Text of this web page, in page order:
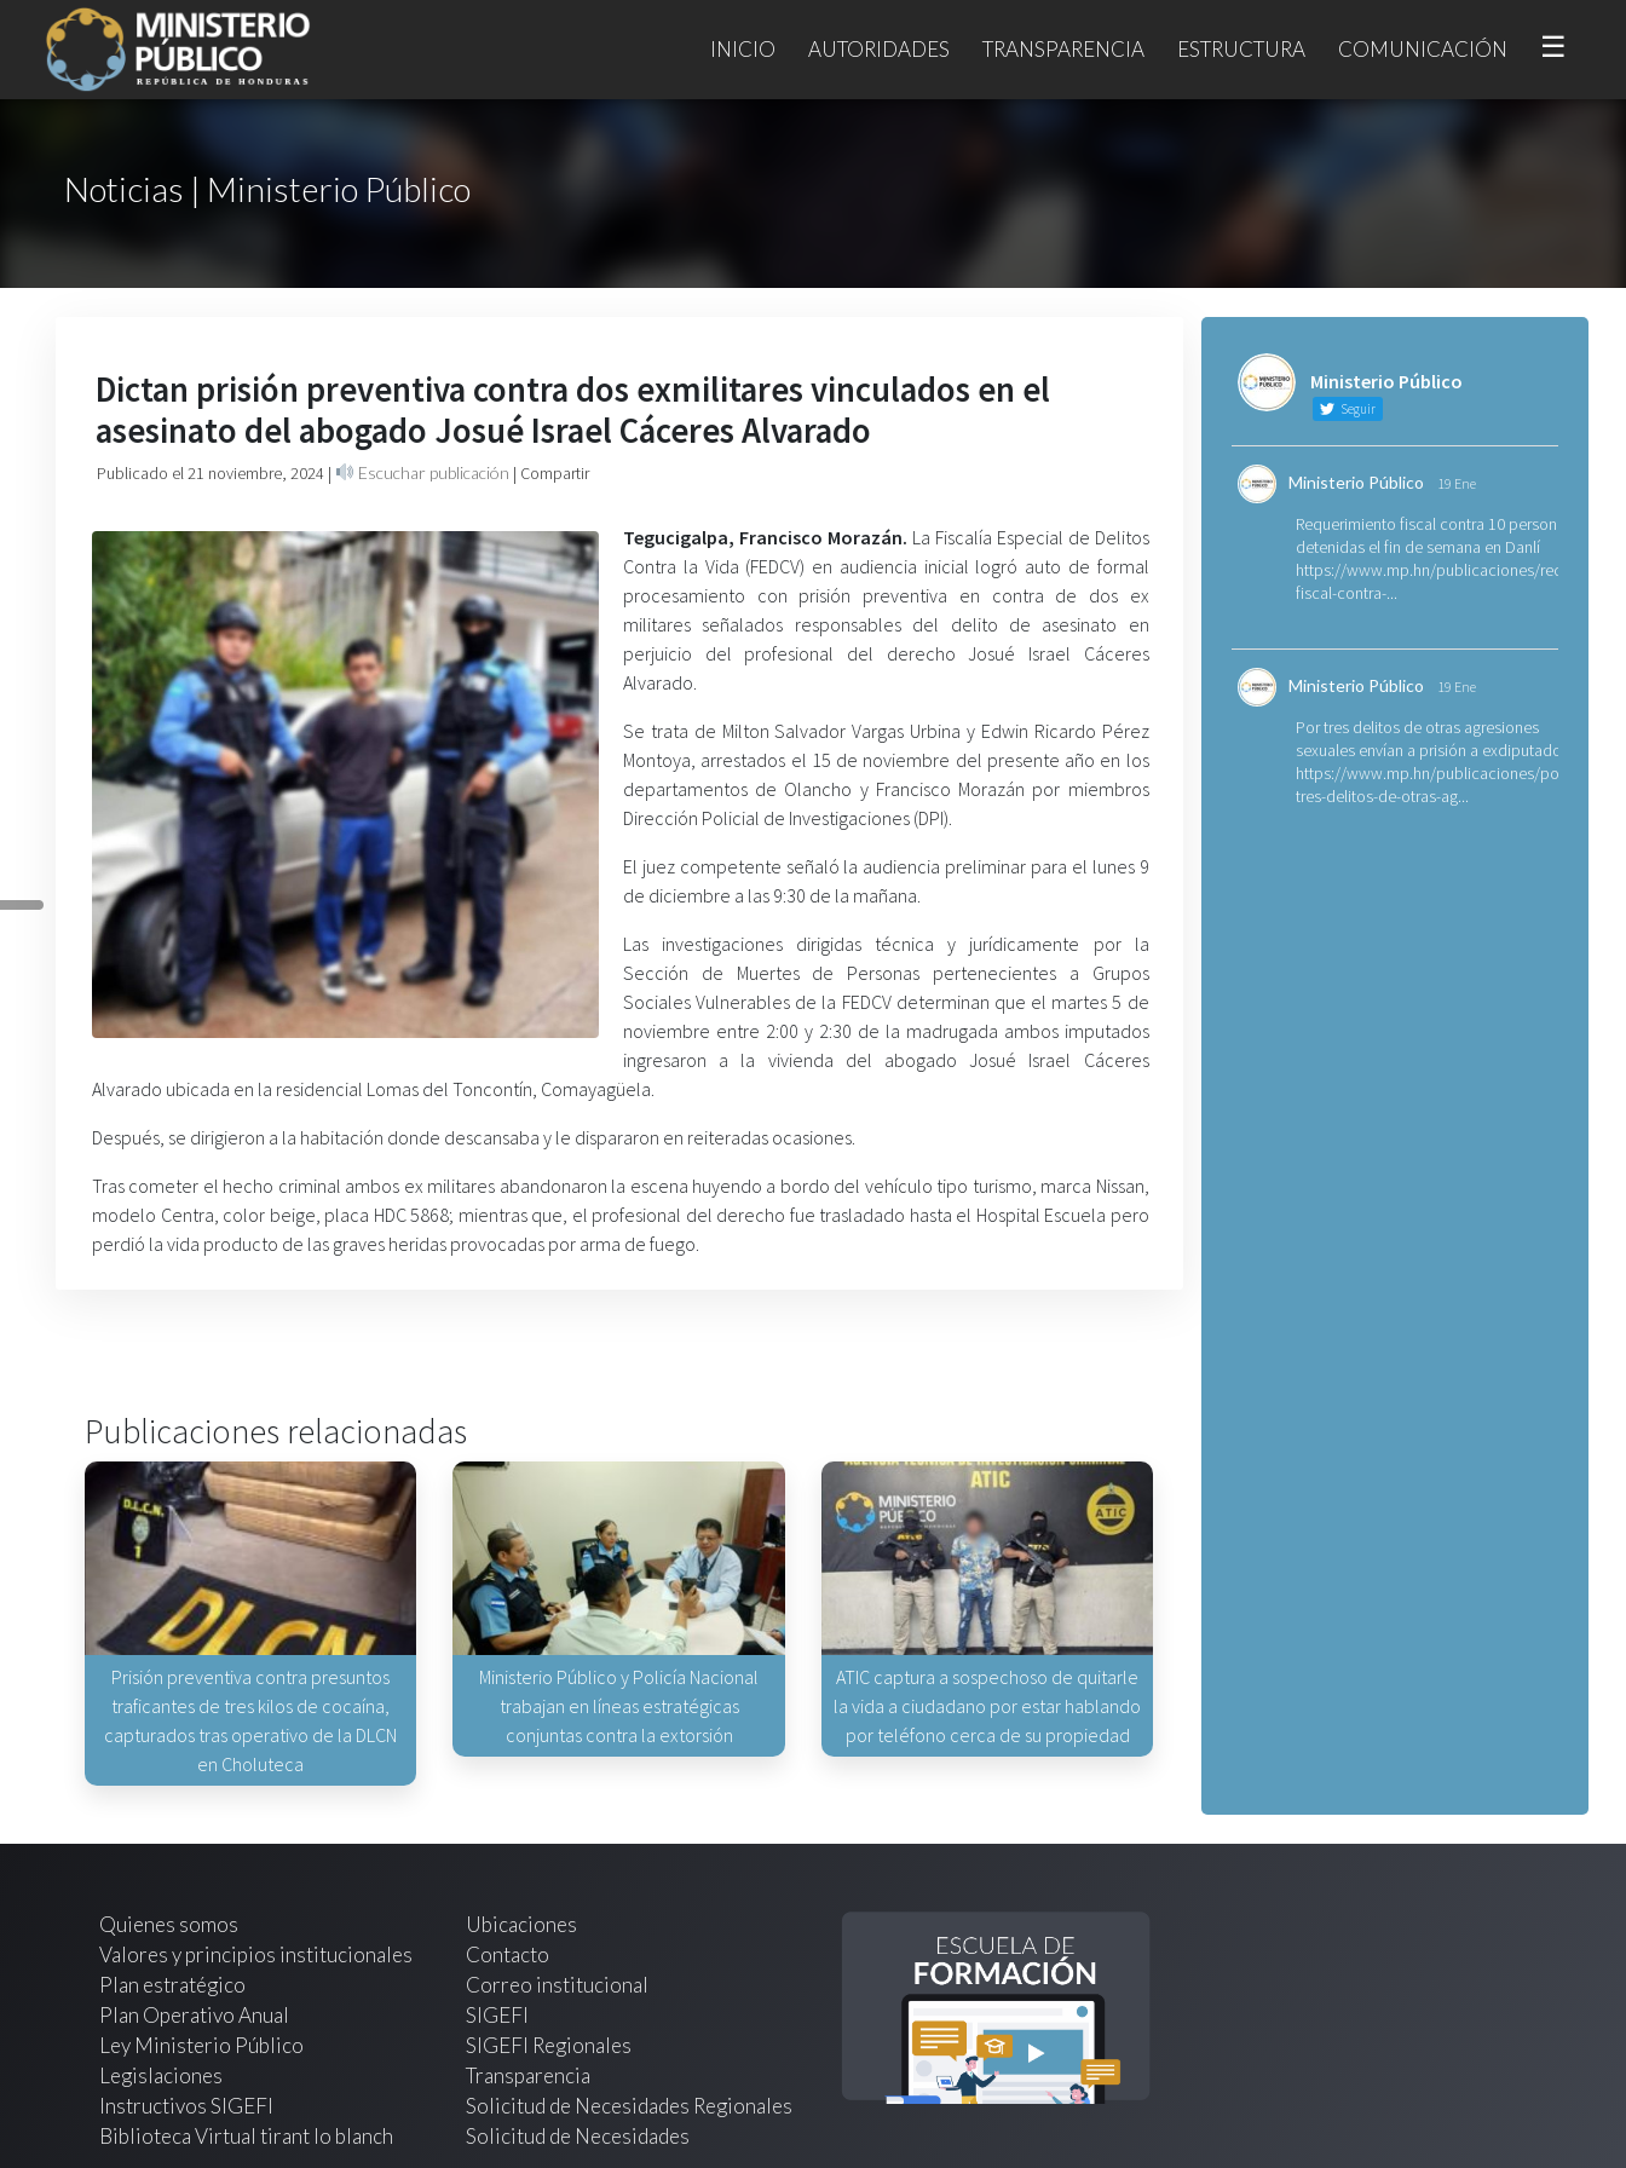
INICIO AUTORIDADES TRANSPARENCIA ESTRUCTURA COMUNICACIÓN ☰
Noticias | Ministerio Público
Dictan prisión preventiva contra dos exmilitares vinculados en el
asesinato del abogado Josué Israel Cáceres Alvarado
Publicado el 21 noviembre, 2024 | Escuchar publicación | Compartir
Tegucigalpa, Francisco Morazán. La Fiscalía Especial de Delitos
Contra la Vida (FEDCV) en audiencia inicial logró auto de formal
procesamiento con prisión preventiva en contra de dos ex
militares señalados responsables del delito de asesinato en
perjuicio del profesional del derecho Josué Israel Cáceres
Alvarado.
Se trata de Milton Salvador Vargas Urbina y Edwin Ricardo Pérez
Montoya, arrestados el 15 de noviembre del presente año en los
departamentos de Olancho y Francisco Morazán por miembros
Dirección Policial de Investigaciones (DPI).
El juez competente señaló la audiencia preliminar para el lunes 9
de diciembre a las 9:30 de la mañana.
Las investigaciones dirigidas técnica y jurídicamente por la
Sección de Muertes de Personas pertenecientes a Grupos
Sociales Vulnerables de la FEDCV determinan que el martes 5 de
noviembre entre 2:00 y 2:30 de la madrugada ambos imputados
ingresaron a la vivienda del abogado Josué Israel Cáceres
Alvarado ubicada en la residencial Lomas del Toncontín, Comayagüela.
Después, se dirigieron a la habitación donde descansaba y le dispararon en reiteradas ocasiones.
Tras cometer el hecho criminal ambos ex militares abandonaron la escena huyendo a bordo del vehículo tipo turismo, marca Nissan,
modelo Centra, color beige, placa HDC 5868; mientras que, el profesional del derecho fue trasladado hasta el Hospital Escuela pero
perdió la vida producto de las graves heridas provocadas por arma de fuego.
Publicaciones relacionadas
Prisión preventiva contra presuntos
traficantes de tres kilos de cocaína,
capturados tras operativo de la DLCN
en Choluteca
Ministerio Público y Policía Nacional
trabajan en líneas estratégicas
conjuntas contra la extorsión
ATIC captura a sospechoso de quitarle
la vida a ciudadano por estar hablando
por teléfono cerca de su propiedad
Ministerio Público
Seguir
Ministerio Público 19 Ene
Requerimiento fiscal contra 10 personas
detenidas el fin de semana en Danlí
https://www.mp.hn/publicaciones/
fiscal-contra-...
Ministerio Público 19 Ene
Por tres delitos de otras agresiones
sexuales envían a prisión a exdiputado
https://www.mp.hn/publicaciones/por-
tres-delitos-de-otras-ag...
Quienes somos
Valores y principios institucionales
Plan estratégico
Plan Operativo Anual
Ley Ministerio Público
Legislaciones
Instructivos SIGEFI
Biblioteca Virtual tirant lo blanch
Ubicaciones
Contacto
Correo institucional
SIGEFI
SIGEFI Regionales
Transparencia
Solicitud de Necesidades Regionales
Solicitud de Necesidades